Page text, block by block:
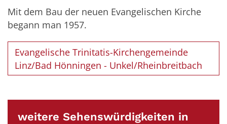
Mit dem Bau der neuen Evangelischen Kirche
begann man 1957.
Evangelische Trinitatis-Kirchengemeinde
Linz/Bad Hönningen - Unkel/Rheinbreitbach
weitere Sehenswürdigkeiten in